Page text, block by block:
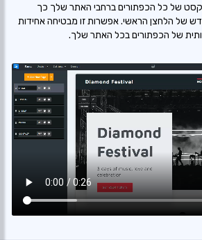
של כל הכפתורים ברחבי האתר שלך כך
של הלחצן הראשי. אפשרות זו מבטיחה אחידות
של הכפתורים בכל האתר שלך.